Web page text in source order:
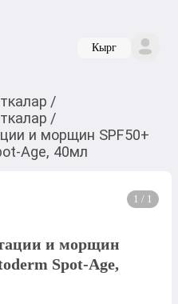
Кырг
/
/
и морщин SPF50+
Age, 40мл
1 / 1
и морщин
Spot-Age,